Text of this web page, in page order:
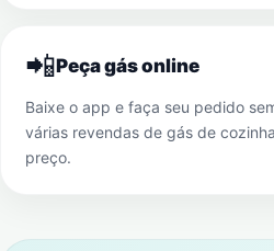
📲Peça gás online
Baixe o app e faça seu pedido
várias revendas de gás de
preço.